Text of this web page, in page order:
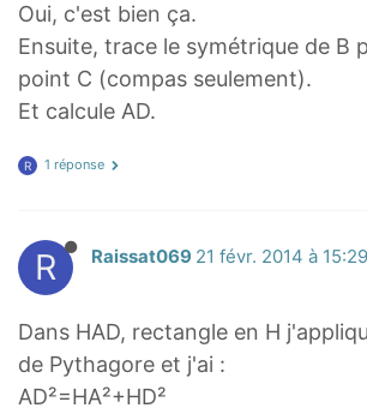
Oui, c'est bien ça.
Ensuite, trace le symétrique de B
point C (compas seulement).
Et calcule AD.
R 1 réponse
R Raissat069 21 févr. 2014 à 15:29
Dans HAD, rectangle en H
de Pythagore et j'ai :
AD²=HA²+HD²